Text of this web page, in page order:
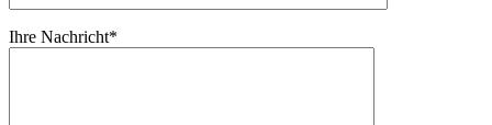
Ihre Nachricht*